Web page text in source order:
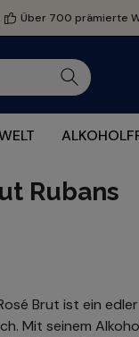
Über 700 prämierte
Rubans
Brut ist ein
Mit seinem